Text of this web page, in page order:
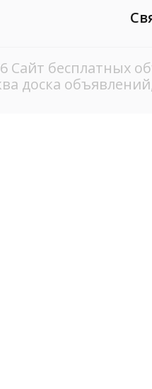
Сайт бесплатных
доска